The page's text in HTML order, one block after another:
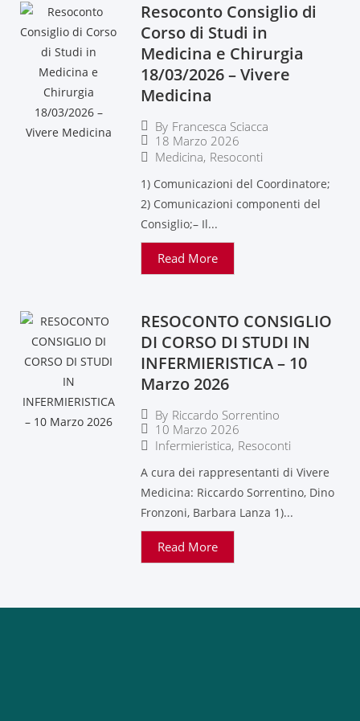
Resoconto Consiglio di
Corso di Studi in
Medicina e Chirurgia
18/03/2026 – Vivere
Medicina
By Francesca Sciacca
18 Marzo 2026
Medicina, Resoconti
1) Comunicazioni del Coordinatore;
2) Comunicazioni componenti del
Consiglio;– Il...
Read More
RESOCONTO CONSIGLIO
DI CORSO DI STUDI IN
INFERMIERISTICA – 10
Marzo 2026
By Riccardo Sorrentino
10 Marzo 2026
Infermieristica, Resoconti
A cura dei rappresentanti di Vivere
Medicina: Riccardo Sorrentino, Dino
Fronzoni, Barbara Lanza 1)...
Read More